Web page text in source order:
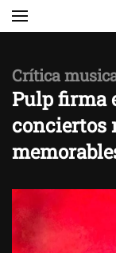
Crítica
Pulp firma
conciertos